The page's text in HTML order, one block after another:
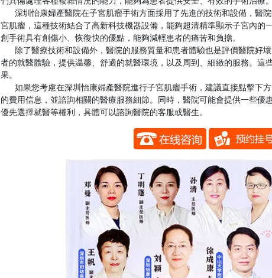
宮肌瘤，這種技術結合了高新科技機器設備，能夠超清精準顯示子宮內的
創手術具有創傷小、恢復快的優點，能夠減輕患者的痛苦和負擔。
者的就醫體驗，提供温馨、舒適的就醫環境，以及周到、細緻的服務。這
果。
的費用信息，並諮詢相關的醫療服務細節。同時，醫院可能會提供一些優
優先選擇就醫等權利，具體可以諮詢醫院的客服或醫生。